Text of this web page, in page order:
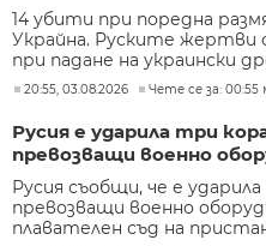
14 убити при поредна
Украйна. Руските жертви
при падане на украински
20:55, 03.08.2026 Чете се за: 00:55
Русия е ударила три
превозващи военно
Русия съобщи, че е
превозващи военно
плавателен съд на